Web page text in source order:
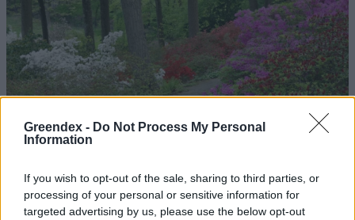
Greendex - Do Not Process My Personal
Information
If you wish to opt-out of the sale, sharing to third parties, or
processing of your personal or sensitive information for
targeted advertising by us, please use the below opt-out